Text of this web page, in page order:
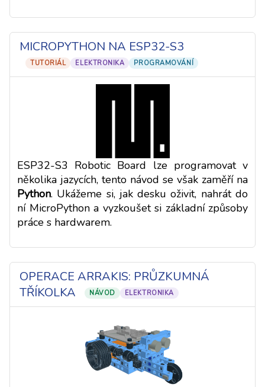
MICROPYTHON NA ESP32-S3
TUTORIÁL ELEKTRONIKA PROGRAMOVÁNÍ
ESP32-S3 Robotic Board lze programovat v
několika jazycích, tento návod se však zaměří na
Python. Ukážeme si, jak desku oživit, nahrát do
ní MicroPython a vyzkoušet si základní způsoby
práce s hardwarem.
OPERACE ARRAKIS: PRŮZKUMNÁ
TŘÍKOLKA
NÁVOD ELEKTRONIKA